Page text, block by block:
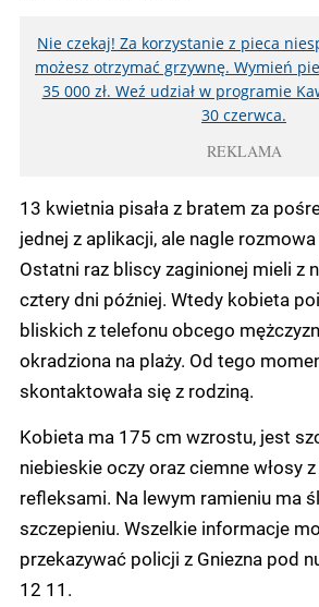
Nie czekaj! Za korzystanie z pieca
możesz otrzymać grzywnę. Wymień
35 000 zł. Weź udział w programie
30 czerwca.
REKLAMA
13 kwietnia pisała z bratem za
jednej z aplikacji, ale nagle rozmowa
Ostatni raz bliscy zaginionej mieli z
cztery dni później. Wtedy kobieta
bliskich z telefonu obcego
okradziona na plaży. Od tego
skontaktowała się z rodziną.
Kobieta ma 175 cm wzrostu, jest
niebieskie oczy oraz ciemne włosy
refleksami. Na lewym ramieniu ma
szczepieniu. Wszelkie informacje
przekazywać policji z Gniezna pod
12 11.